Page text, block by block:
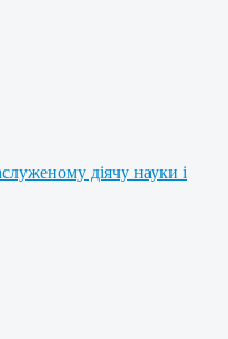
діячу науки і